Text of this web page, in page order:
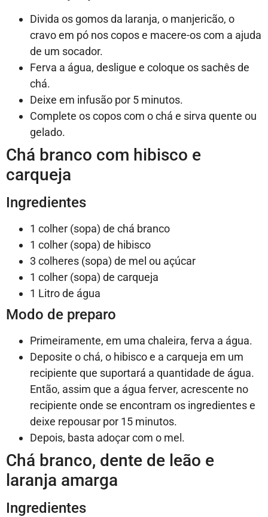
Divida os gomos da laranja, o manjericão, o
cravo em pó nos copos e macere-os com a ajuda
de um socador.
Ferva a água, desligue e coloque os sachês de
chá.
Deixe em infusão por 5 minutos.
Complete os copos com o chá e sirva quente ou
gelado.
Chá branco com hibisco e
carqueja
Ingredientes
1 colher (sopa) de chá branco
1 colher (sopa) de hibisco
3 colheres (sopa) de mel ou açúcar
1 colher (sopa) de carqueja
1 Litro de água
Modo de preparo
Primeiramente, em uma chaleira, ferva a água.
Deposite o chá, o hibisco e a carqueja em um
recipiente que suportará a quantidade de água.
Então, assim que a água ferver, acrescente no
recipiente onde se encontram os ingredientes e
deixe repousar por 15 minutos.
Depois, basta adoçar com o mel.
Chá branco, dente de leão e
laranja amarga
Ingredientes